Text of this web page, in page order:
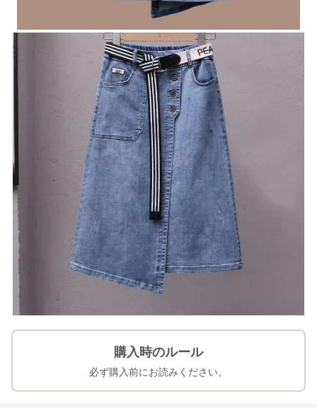
購入時のルール
必ず購入前にお読みください。